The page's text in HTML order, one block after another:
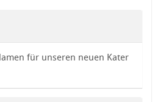
für unseren neuen Kater